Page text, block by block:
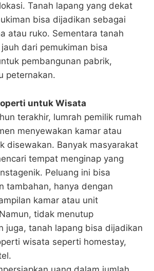
Tanah lapang yang dekat
bisa dijadikan sebagai
atau ruko. Sementara tanah
dari pemukiman bisa
pembangunan pabrik,
peternakan.
untuk Wisata
terakhir, lumrah pemilik rumah
menyewakan kamar atau
disewakan. Banyak masyarakat
tempat menginap yang
Peluang ini bisa
tambahan, hanya dengan
kamar atau unit
tidak menutup
juga, tanah lapang bisa dijadikan
wisata seperti homestay,